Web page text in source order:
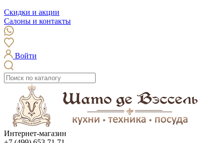
Скидки и акции
Салоны и контакты
Войти
Интернет-магазин